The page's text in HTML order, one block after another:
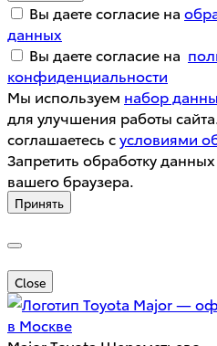
Вы даете согласие на
данных
Вы даете согласие на
конфиденциальности
Мы используем набор
для улучшения работы
соглашаетесь сусловиями
Запретить обработку
вашего браузера.
Принять
Close
Major —
в Москве